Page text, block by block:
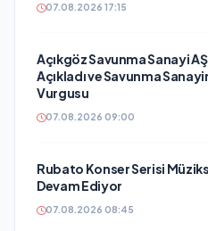
07.08.2026 17:15
Açıkgöz Savunma Sanayi
Açıkladı ve Savunma
Vurgusu
07.08.2026 09:00
Rubato Konser Serisi
Devam Ediyor
07.08.2026 08:45